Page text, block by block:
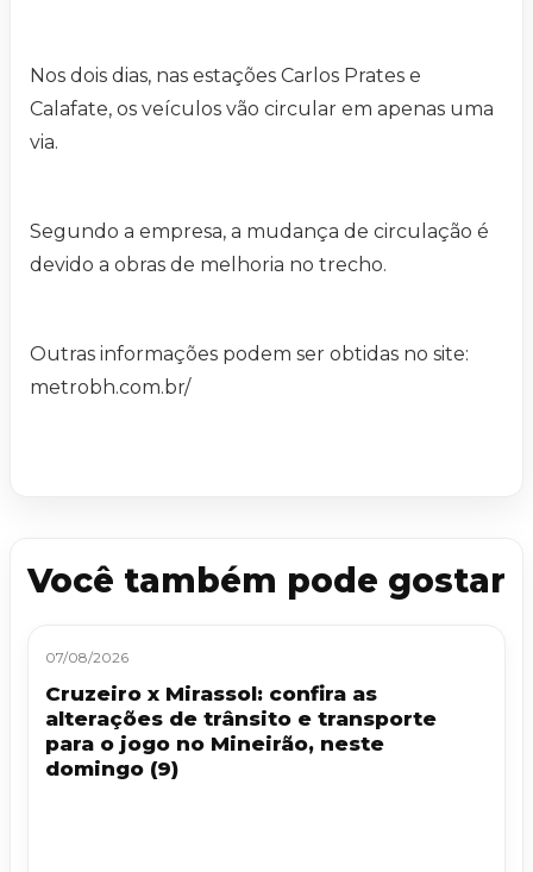
Nos dois dias, nas estações Carlos Prates e
Calafate, os veículos vão circular em apenas uma
via.
Segundo a empresa, a mudança de circulação é
devido a obras de melhoria no trecho.
Outras informações podem ser obtidas no site:
metrobh.com.br/
Você também pode gostar
07/08/2026
Cruzeiro x Mirassol: confira as
alterações de trânsito e transporte
para o jogo no Mineirão, neste
domingo (9)